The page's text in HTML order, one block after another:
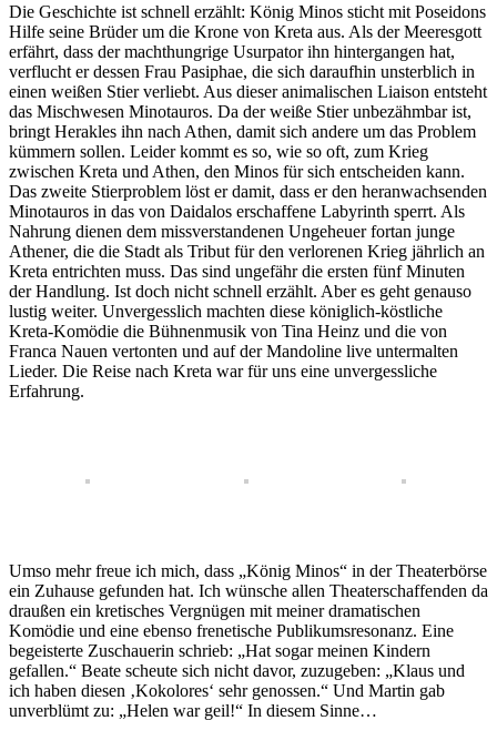
Die Geschichte ist schnell erzählt: König Minos sticht mit Poseidons
Hilfe seine Brüder um die Krone von Kreta aus. Als der Meeresgott
erfährt, dass der machthungrige Usurpator ihn hintergangen hat,
verflucht er dessen Frau Pasiphae, die sich daraufhin unsterblich in
einen weißen Stier verliebt. Aus dieser animalischen Liaison entsteht
das Mischwesen Minotauros. Da der weiße Stier unbezähmbar ist,
bringt Herakles ihn nach Athen, damit sich andere um das Problem
kümmern sollen. Leider kommt es so, wie so oft, zum Krieg
zwischen Kreta und Athen, den Minos für sich entscheiden kann.
Das zweite Stierproblem löst er damit, dass er den heranwachsenden
Minotauros in das von Daidalos erschaffene Labyrinth sperrt. Als
Nahrung dienen dem missverstandenen Ungeheuer fortan junge
Athener, die die Stadt als Tribut für den verlorenen Krieg jährlich an
Kreta entrichten muss. Das sind ungefähr die ersten fünf Minuten
der Handlung. Ist doch nicht schnell erzählt. Aber es geht genauso
lustig weiter. Unvergesslich machten diese königlich-köstliche
Kreta-Komödie die Bühnenmusik von Tina Heinz und die von
Franca Nauen vertonten und auf der Mandoline live untermalten
Lieder. Die Reise nach Kreta war für uns eine unvergessliche
Erfahrung.
Umso mehr freue ich mich, dass „König Minos“ in der Theaterbörse
ein Zuhause gefunden hat. Ich wünsche allen Theaterschaffenden da
draußen ein kretisches Vergnügen mit meiner dramatischen
Komödie und eine ebenso frenetische Publikumsresonanz. Eine
begeisterte Zuschauerin schrieb: „Hat sogar meinen Kindern
gefallen.“ Beate scheute sich nicht davor, zuzugeben: „Klaus und
ich haben diesen ‚Kokolores‘ sehr genossen.“ Und Martin gab
unverblümt zu: „Helen war geil!“ In diesem Sinne…